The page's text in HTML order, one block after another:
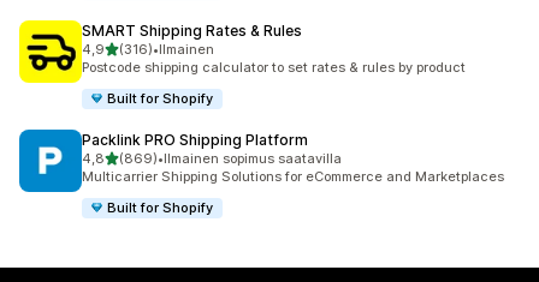
SMART Shipping Rates & Rules
4,9/ 5 tähteä
(316)
316 arvostelua yhteensä
•Ilmainen
Postcode shipping calculator to set rates & rules by product
Built for Shopify
Packlink PRO Shipping Platform
4,8/ 5 tähteä
(869)
869 arvostelua yhteensä
•Ilmainen sopimus saatavilla
Multicarrier Shipping Solutions for eCommerce and Marketplaces
Built for Shopify